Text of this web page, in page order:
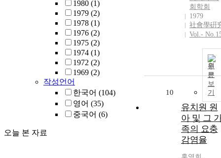
1980 (1)
1979 (2)
1978 (1)
1976 (2)
1975 (2)
1974 (1)
1972 (2)
1969 (2)
작성언어
한국어 (104)
영어 (35)
중국어 (6)
오늘 본 자료
회학회
1979
社會學硏
Vol.-
원
문
보
기
10
유치원 원
아 및 그
족의 요충
감염율